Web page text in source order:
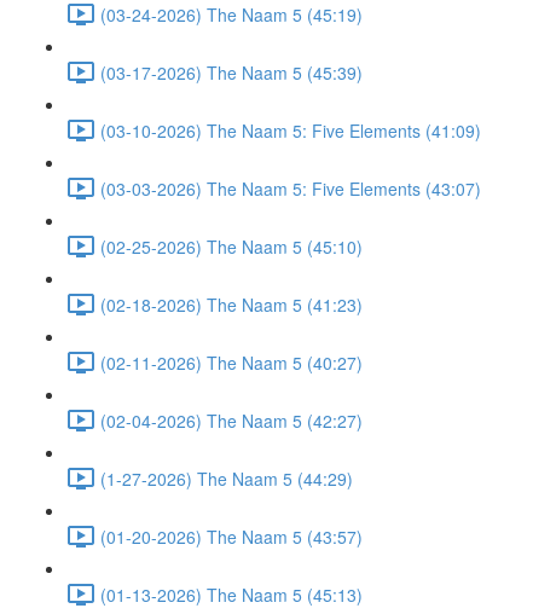
(03-24-2026) The Naam 5 (45:19)
(03-17-2026) The Naam 5 (45:39)
(03-10-2026) The Naam 5: Five Elements (41:09)
(03-03-2026) The Naam 5: Five Elements (43:07)
(02-25-2026) The Naam 5 (45:10)
(02-18-2026) The Naam 5 (41:23)
(02-11-2026) The Naam 5 (40:27)
(02-04-2026) The Naam 5 (42:27)
(1-27-2026) The Naam 5 (44:29)
(01-20-2026) The Naam 5 (43:57)
(01-13-2026) The Naam 5 (45:13)